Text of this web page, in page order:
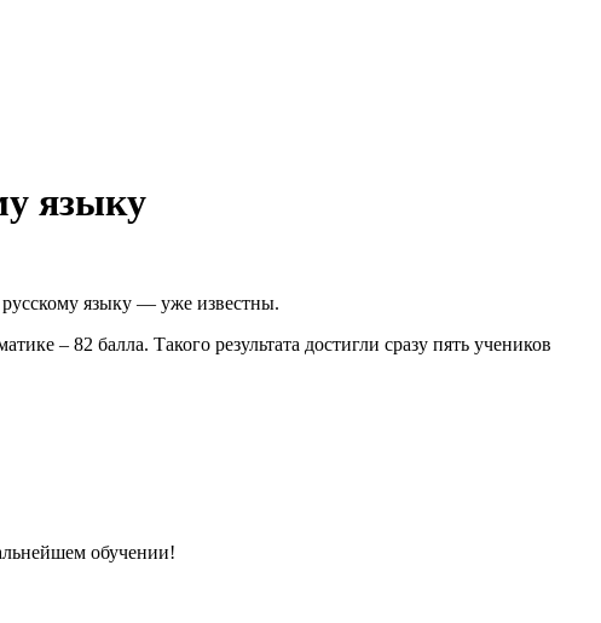
языку
языку — уже известны.
– 82 балла. Такого результата достигли сразу пять учеников
обучении!